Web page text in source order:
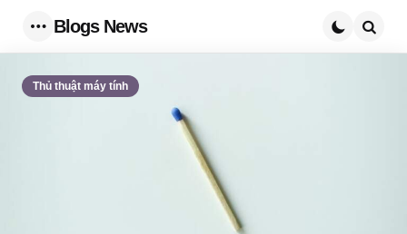
Blogs News
Thủ thuật máy tính